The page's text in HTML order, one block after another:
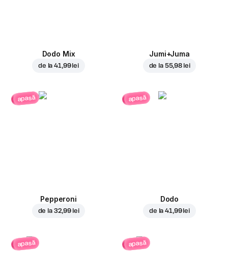
Dodo Mix
de la41,99 lei
Jumi+Juma
de la 55,98 lei
apasă
Pepperoni
de la 32,99 lei
apasă
Dodo
de la41,99 lei
apasă apasă